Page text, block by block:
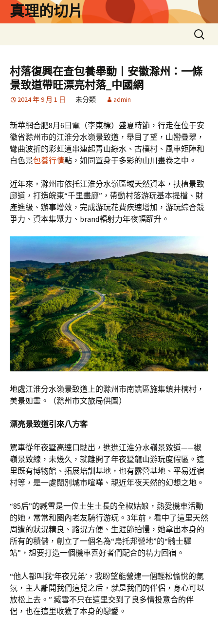
真理的切片
搜
尋
鍵
字:
村落復興在查包養舉動丨安徽滁州：一條
景致道帶旺漂亮村落_中國網
2024 年 9 月 1 日 未分類 admin
新華網合肥8月6日電（李東標）盛夏時節，行走在位于安
徽省滁州市的江淮分水嶺景致道，舉目了望，山巒疊翠，
彎曲波折的彩虹道串連起青山綠水、古樸村、風車矩陣和
白色景包養行情點，如同置身于多彩的山川畫卷之中。
近年來，滁州市依托江淮分水嶺區域天然資本，扶植景致
廊道，打造皖東“千里畫廊”，帶動村落游玩基本提檔、財
產進級、辦事增效，完成游玩花費疾速增加，游玩綜合競
爭力、資本集聚力、brand輻射力年夜幅躍升。
地處江淮分水嶺景致道上的滁州市南譙區施集鎮井楠村，
美景如畫。（滁州市文旅局供圖）
漂亮景致道引來八方客
駕車從年夜墅高速口駛出，進進江淮分水嶺景致道——椒
嶺景致線，未幾久，就離開了年夜墅龍山游玩度假區。這
里既有博物館、拓展培訓基地，也有露營基地、平易近宿
村等，是一處闊別城市喧嘩、親近年夜天然的幻想之地。
“85后”的臧雪是一位土生土長的全椒姑娘，熱愛機車活動
的她，常常和圈內老友騎行游玩。3年前，看中了這里天然
周遭的狀況精良、路況方便、生涯節拍慢，她拿出本身的
所有的積儲，創立了一個名為“烏托邦營地”的“騎士驛
站”，想要打造一個機車喜好者們配合的精力回宿。
“他人都叫我‘年夜兄弟’，我盼望能營建一個輕松愉悅的氣
氛，主人離開我們這兒之后，就是我們的伴侶，身心可以
放松上去。” 臧雪不只在這里交到了良多情投意合的伴
侶，也在這里收獲了本身的戀愛。